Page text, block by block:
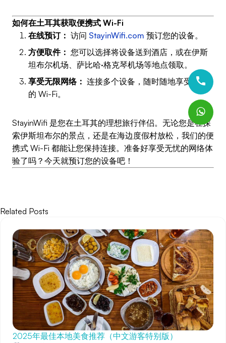
如何在土耳其获取便携式 Wi-Fi
在线预订： 访问 StayinWifi.com 预订您的设备。
方便取件： 您可以选择将设备送到酒店，或在伊斯
坦布尔机场、萨比哈·格克琴机场等地点领取。
享受无限网络： 连接多个设备，随时随地享受可靠
的 Wi-Fi。
StayinWifi 是您在土耳其的理想旅行伴侣。无论您是在探
索伊斯坦布尔的景点，还是在海边度假村放松，我们的便
携式 Wi-Fi 都能让您保持连接。准备好享受无忧的网络体
验了吗？今天就预订您的设备吧！
Related Posts
2025年最佳本地美食推荐（中文游客特别版）